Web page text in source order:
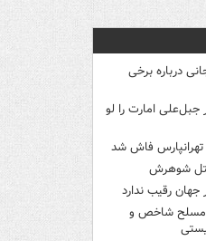
درباره برخی
جبل‌علی امارت را لو
قتل شوهرش
رقیب ندارد
اشرار مسلح شاخص و